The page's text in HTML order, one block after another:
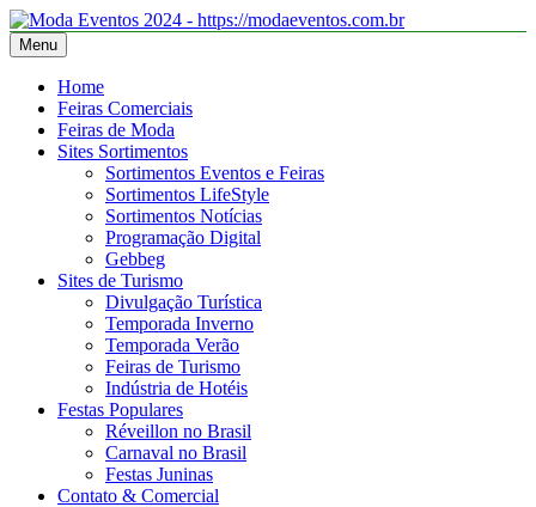
Skip
to
content
Moda Eventos 2026 – Desfiles de Moda 2026 – Feiras de Moda
2026
Moda Eventos 2026 – Moda Eventos no Brasil 2026 – Desfiles de
Moda 2026 – Feiras de Moda 2026 – Feiras de Moda no Brasil 2026
– Moda Eventos 2026 – Feiras de Moda Calçados 2026 – Feiras de
Moda Íntima 2026
Menu
Home
Feiras Comerciais
Feiras de Moda
Sites Sortimentos
Sortimentos Eventos e Feiras
Sortimentos LifeStyle
Sortimentos Notícias
Programação Digital
Gebbeg
Sites de Turismo
Divulgação Turística
Temporada Inverno
Temporada Verão
Feiras de Turismo
Indústria de Hotéis
Festas Populares
Réveillon no Brasil
Carnaval no Brasil
Festas Juninas
Contato & Comercial